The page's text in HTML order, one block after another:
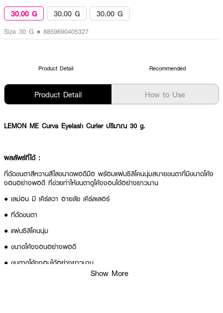
30.00 G 30.00 G 30.00 G
Size 30 G • 8859690405327
Product Detail Recommended
Product Detail How to Use
LEMON ME Curva Eyelash Curler ปริมาณ 30 g.
ผลลัพธ์ที่ได้ :
ที่ดัดขนตาสีหวานสีใสขนาดพอดีมือ พร้อมแผ่นซิลิโคนนุ่มสบายขนตาที่มีขนาดโค้ง
งอนอย่างพอดี ที่ข่วยทำให้ขนตาดูโค้งงอนได้อย่างยาวนาน
● เลม่อน มี เคิร์ลวา อายลัช เคิร์ลเลอร์
● ที่ดัดขนตา
● แผ่นซิลิโคนนุ่ม
● ขนาดโค้งงอนอย่างพอดี
● ขนตาดูโค้งงอนได้อย่างยาวนาน
Show More